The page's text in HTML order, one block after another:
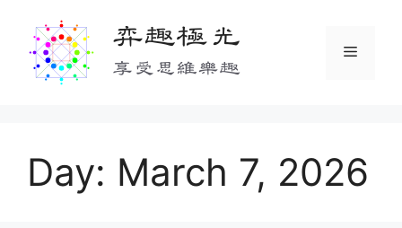
content
弈趣極光
享受思維樂趣
Menu
Day: March 7, 2026